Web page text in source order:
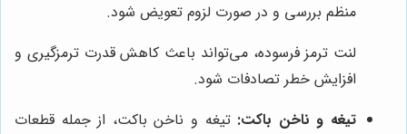
منظم بررسی و در صورت لزوم تعویض شود.
لنت ترمز فرسوده، می‌تواند باعث کاهش قدرت ترمزگیری و
افزایش خطر تصادفات شود.
تیغه و ناخن باکت: تیغه و ناخن باکت، از جمله قطعات